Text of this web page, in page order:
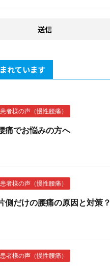
れています
患者様の声（慢性腰痛）
痛でお悩みの方へ
患者様の声（慢性腰痛）
側だけの腰痛の原因と対策？
患者様の声（慢性腰痛）